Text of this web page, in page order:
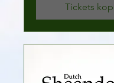
Tickets